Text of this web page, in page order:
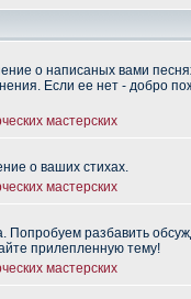
о написаных вами
Если ее нет - добро
мастерских
о ваших стихах.
мастерских
Попробуем разбавить
прилепленную тему!
мастерских